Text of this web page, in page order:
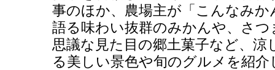
事のほか、農場主が「こんなみ
語る味わい抜群のみかんや、さ
思議な見た目の郷土菓子など、
る美しい景色や旬のグルメを紹介